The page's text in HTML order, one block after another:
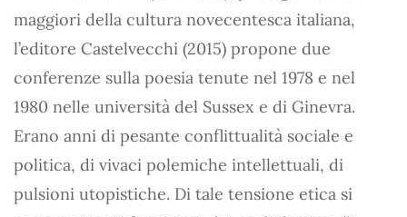
maggiori della cultura novecentesca italiana,
l’editore Castelvecchi (2015) propone due
conferenze sulla poesia tenute nel 1978 e nel
1980 nelle università del Sussex e di Ginevra.
Erano anni di pesante conflittualità sociale e
politica, di vivaci polemiche intellettuali, di
pulsioni utopistiche. Di tale tensione etica si